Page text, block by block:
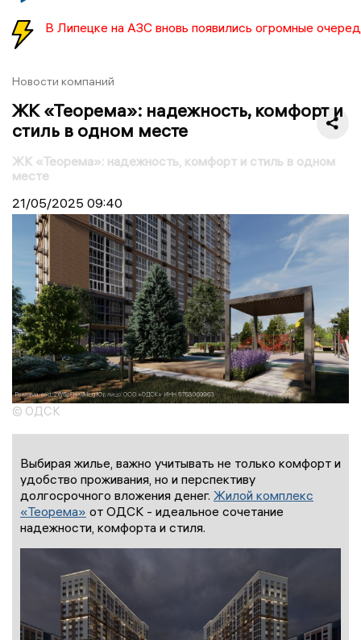
В Липецке на АЗС вновь появились огромные
Новости компаний
ЖК «Теорема»: надежность, комфорт и
стиль в одном месте
ЖК «Теорема»: надежность, комфорт и стиль в одном
месте
21/05/2025 09:40
© ОДСК
Выбирая жилье, важно учитывать не только комфорт и
удобство проживания, но и перспективу
долгосрочного вложения денег. Жилой комплекс
«Теорема» от ОДСК - идеальное сочетание
надежности, комфорта и стиля.